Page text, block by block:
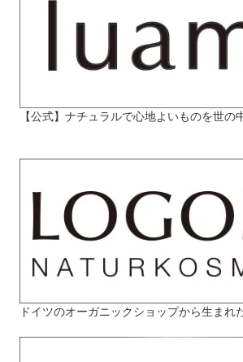
【公式】ナチュラルで心地よいものを世の
ドイツのオーガニックショップから生まれ